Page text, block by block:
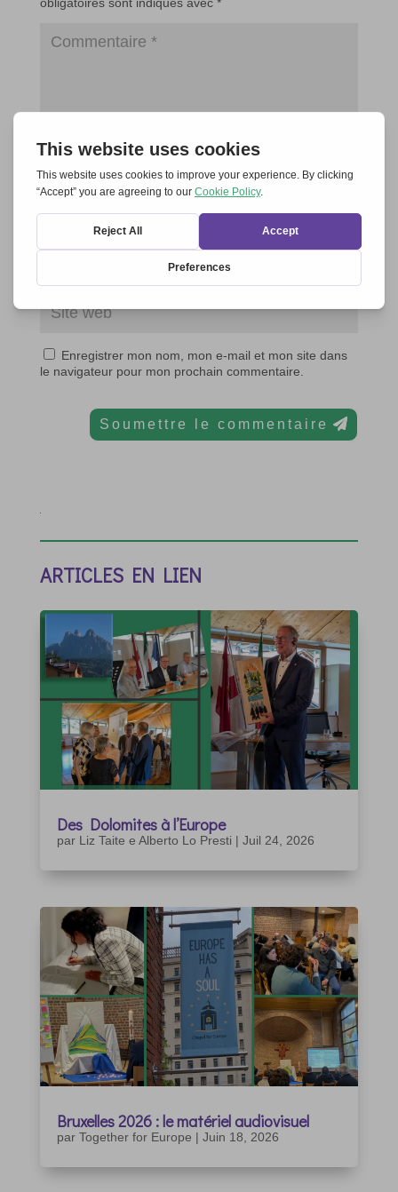
Enregistrer mon nom, mon e-mail et mon site dans
le navigateur pour mon prochain commentaire.
Soumettre le commentaire
ARTICLES EN LIEN
Des Dolomites à l’Europe
par Liz Taite e Alberto Lo Presti | Juil 24, 2026
Bruxelles 2026 : le matériel audiovisuel
par Together for Europe | Juin 18, 2026